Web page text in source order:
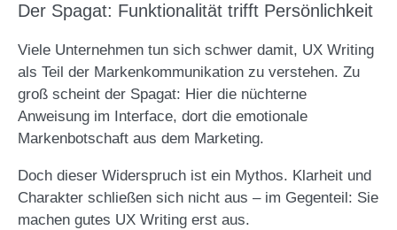
Der Spagat: Funktionalität trifft Persönlichkeit
Viele Unternehmen tun sich schwer damit, UX Writing
als Teil der Markenkommunikation zu verstehen. Zu
groß scheint der Spagat: Hier die nüchterne
Anweisung im Interface, dort die emotionale
Markenbotschaft aus dem Marketing.
Doch dieser Widerspruch ist ein Mythos. Klarheit und
Charakter schließen sich nicht aus – im Gegenteil: Sie
machen gutes UX Writing erst aus.